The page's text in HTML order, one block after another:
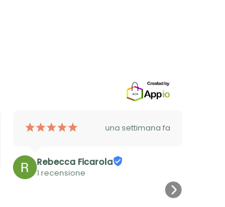
¡¡¡¡¡ una settimana fa
Rebecca Ficarola
1 recensione